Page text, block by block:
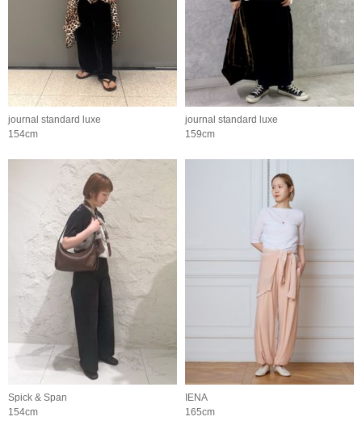
journal standard luxe
154cm
journal standard luxe
159cm
Spick & Span
154cm
IENA
165cm